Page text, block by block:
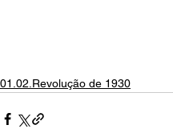
01.02.Revolução de 1930